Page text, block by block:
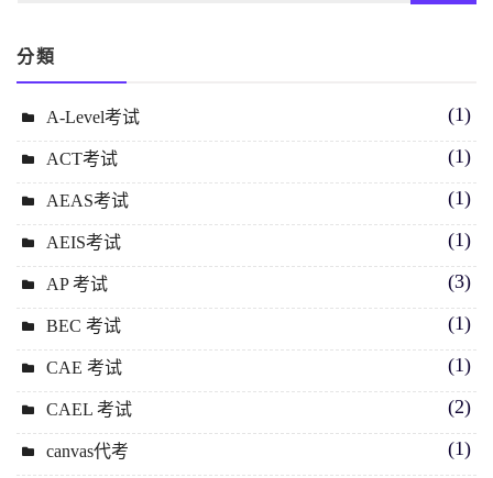
分類
A-Level考试 (1)
ACT考试 (1)
AEAS考试 (1)
AEIS考试 (1)
AP 考试 (3)
BEC 考试 (1)
CAE 考试 (1)
CAEL 考试 (2)
canvas代考 (1)